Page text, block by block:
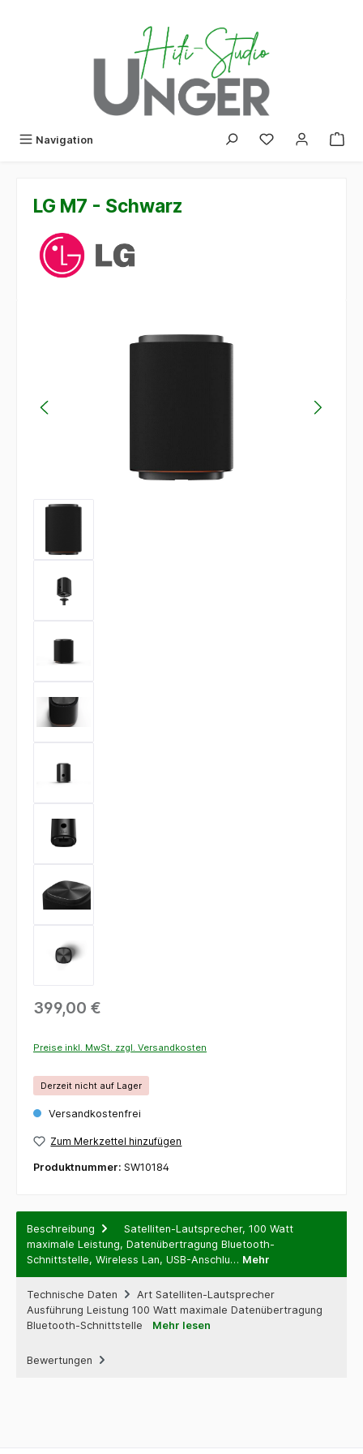
Navigation
LG M7 - Schwarz
399,00 €
Preise inkl. MwSt. zzgl. Versandkosten
Derzeit nicht auf Lager
Versandkostenfrei
Zum Merkzettel hinzufügen
Produktnummer: SW10184
Beschreibung
Satelliten-Lautsprecher, 100 Watt
maximale Leistung, Datenübertragung Bluetooth-
Schnittstelle, Wireless Lan, USB-Anschlu… Mehr
Technische Daten
Art Satelliten-Lautsprecher
Ausführung Leistung 100 Watt maximale Datenübertragung
Bluetooth-Schnittstelle Mehr lesen
Bewertungen